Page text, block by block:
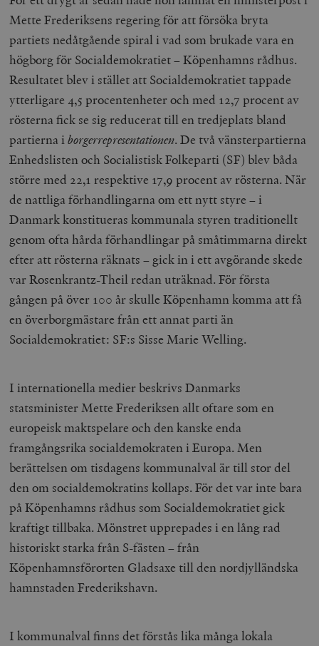
Mette Frederiksens regering för att försöka bryta
partiets nedåtgående spiral i vad som brukade vara en
högborg för Socialdemokratiet – Köpenhamns rådhus.
Resultatet blev i stället att Socialdemokratiet tappade
ytterligare 4,5 procentenheter och med 12,7 procent av
rösterna fick se sig reducerat till en tredjeplats bland
partierna iborgerrepresentationen. De två vänsterpartierna
Enhedslisten och Socialistisk Folkeparti (SF) blev båda
större med 22,1 respektive 17,9 procent av rösterna. När
de nattliga förhandlingarna om ett nytt styre – i
Danmark konstitueras kommunala styren traditionellt
genom ofta hårda förhandlingar på småtimmarna direkt
efter att rösterna räknats – gick in i ett avgörande skede
var Rosenkrantz-Theil redan uträknad. För första
gången på över 100 år skulle Köpenhamn komma att få
en överborgmästare från ett annat parti än
Socialdemokratiet: SF:s Sisse Marie Welling.
I internationella medier beskrivs Danmarks
statsminister Mette Frederiksen allt oftare som en
europeisk maktspelare och den kanske enda
framgångsrika socialdemokraten i Europa. Men
berättelsen om tisdagens kommunalval är till stor del
den om socialdemokratins kollaps. För det var inte bara
på Köpenhamns rådhus som Socialdemokratiet gick
kraftigt tillbaka. Mönstret upprepades i en lång rad
historiskt starka från S-fästen – från
Köpenhamnsförorten Gladsaxe till den nordjylländska
hamnstaden Frederikshavn.
I kommunalval finns det förstås lika många lokala